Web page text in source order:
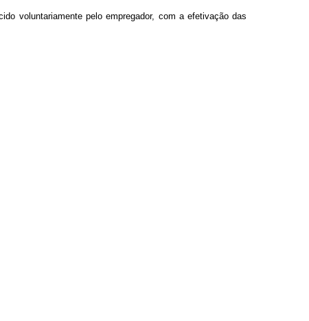
voluntariamente pelo empregador, com a efetivação das